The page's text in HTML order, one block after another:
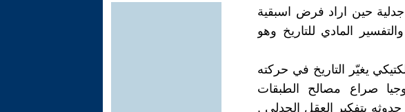
حين اراد فرض اسبقية
المادي للتاريخ وهو
يغيّر التاريخ في حركته
صراع مصالح الطبقات
حدوثه بتفكير العقل الجدلي .